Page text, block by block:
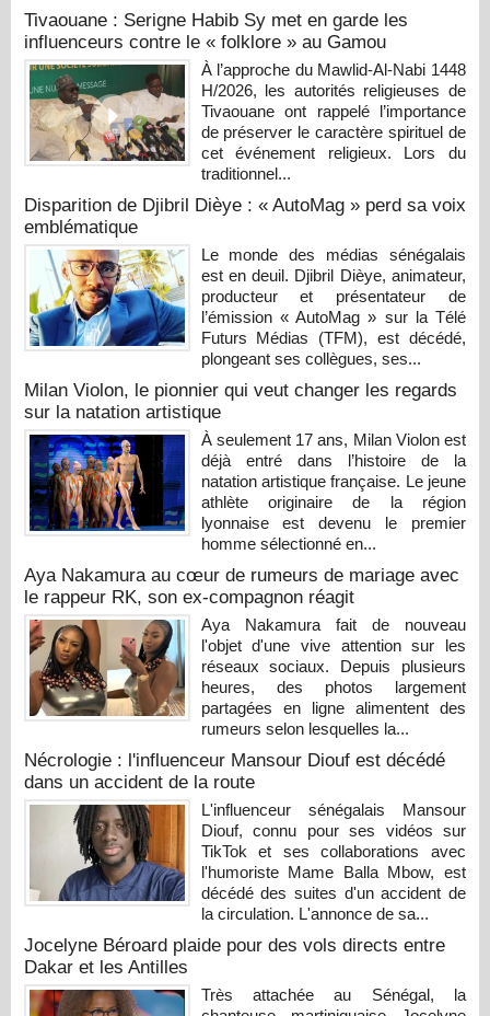
Tivaouane : Serigne Habib Sy met en garde les
influenceurs contre le « folklore » au Gamou
À l’approche du Mawlid-Al-Nabi 1448
H/2026, les autorités religieuses de
Tivaouane ont rappelé l’importance
de préserver le caractère spirituel de
cet événement religieux. Lors du
traditionnel...
Disparition de Djibril Dièye : « AutoMag » perd sa voix
emblématique
Le monde des médias sénégalais
est en deuil. Djibril Dièye, animateur,
producteur et présentateur de
l’émission « AutoMag » sur la Télé
Futurs Médias (TFM), est décédé,
plongeant ses collègues, ses...
Milan Violon, le pionnier qui veut changer les regards
sur la natation artistique
À seulement 17 ans, Milan Violon est
déjà entré dans l’histoire de la
natation artistique française. Le jeune
athlète originaire de la région
lyonnaise est devenu le premier
homme sélectionné en...
Aya Nakamura au cœur de rumeurs de mariage avec
le rappeur RK, son ex-compagnon réagit
Aya Nakamura fait de nouveau
l'objet d'une vive attention sur les
réseaux sociaux. Depuis plusieurs
heures, des photos largement
partagées en ligne alimentent des
rumeurs selon lesquelles la...
Nécrologie : l'influenceur Mansour Diouf est décédé
dans un accident de la route
L'influenceur sénégalais Mansour
Diouf, connu pour ses vidéos sur
TikTok et ses collaborations avec
l'humoriste Mame Balla Mbow, est
décédé des suites d'un accident de
la circulation. L'annonce de sa...
Jocelyne Béroard plaide pour des vols directs entre
Dakar et les Antilles
Très attachée au Sénégal, la